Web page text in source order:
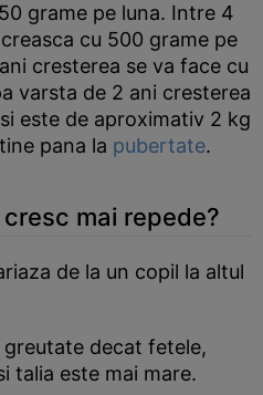
grame pe luna. Intre 4
cu 500 grame pe
cresterea se va face cu
varsta de 2 ani cresterea
este de aproximativ 2 kg
pana la pubertate.
mai repede?
de la un copil la altul
greutate decat fetele,
talia este mai mare.